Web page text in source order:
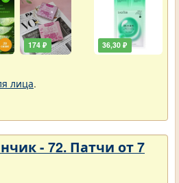
174 ₽ 36,30 ₽
лица.
- 72. Патчи от 7